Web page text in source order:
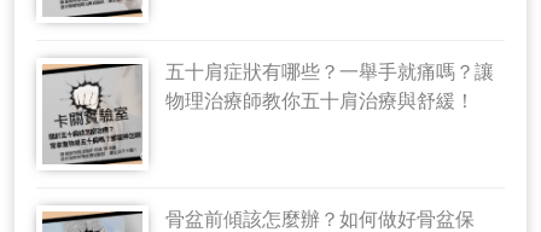
五十肩症狀有哪些？一舉手就痛嗎？讓
物理治療師教你五十肩治療與舒緩！
骨盆前傾該怎麼辦？如何做好骨盆保